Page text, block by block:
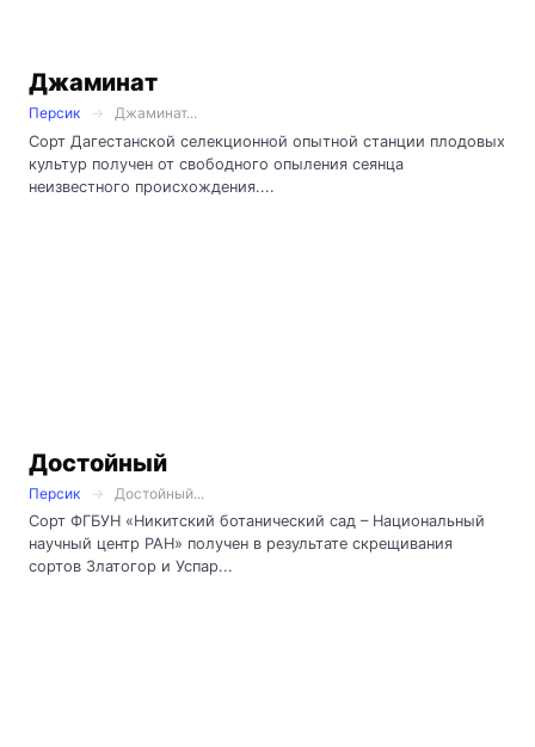
Джаминат
Персик
Джаминат...
Сорт Дагестанской селекционной опытной станции плодовых
культур получен от свободного опыления сеянца
неизвестного происхождения....
Достойный
Персик
Достойный...
Сорт ФГБУН «Никитский ботанический сад – Национальный
научный центр РАН» получен в результате скрещивания
сортов Златогор и Успар...